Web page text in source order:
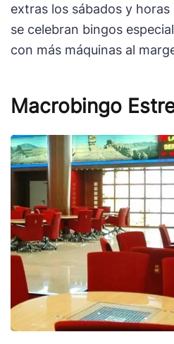
extras los sábados y
se celebran bingos
con más máquinas al
Macrobingo